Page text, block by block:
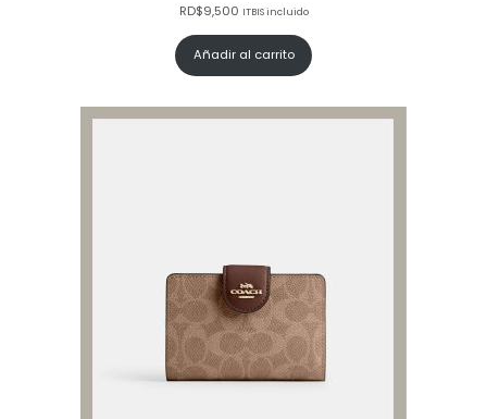
RD$9,500 ITBIS incluido
Añadir al carrito